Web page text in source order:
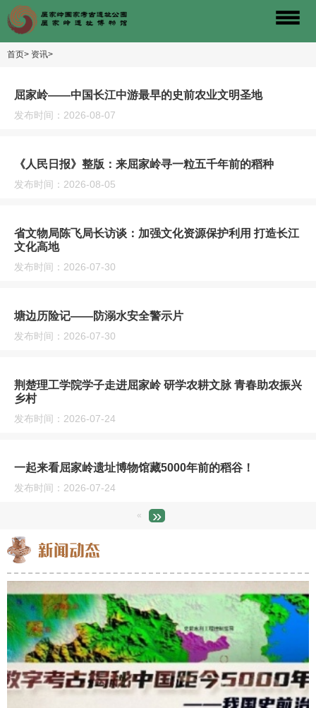
首页> 资讯>
屈家岭——中国长江中游最早的史前农业文明圣地
发布时间：2026-08-07
《人民日报》整版：来屈家岭寻一粒五千年前的稻种
发布时间：2026-08-05
省文物局陈飞局长访谈：加强文化资源保护利用 打造长江
文化高地
发布时间：2026-07-30
塘边历险记——防溺水安全警示片
发布时间：2026-07-30
荆楚理工学院学子走进屈家岭 研学农耕文脉 青春助农振兴
乡村
发布时间：2026-07-24
一起来看屈家岭遗址博物馆藏5000年前的稻谷！
发布时间：2026-07-24
« »